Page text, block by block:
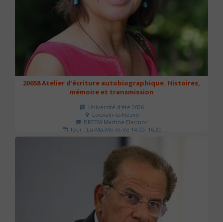
20658 Atelier d'écriture autobiographique. Histoires,
mémoire et transmission
Université d'été 2026
Louvain-la-Neuve
BREEM Martine Eleonor
Jour : Lu-Ma-Me-Je-Ve 14:00- 16:30
Nombre de séances : 3